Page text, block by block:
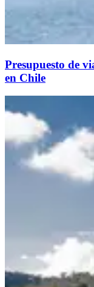
Presupuesto de
en Chile